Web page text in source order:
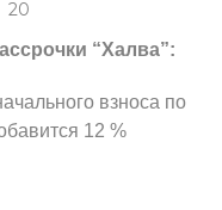
20
“Халва”:
взноса по
12 %